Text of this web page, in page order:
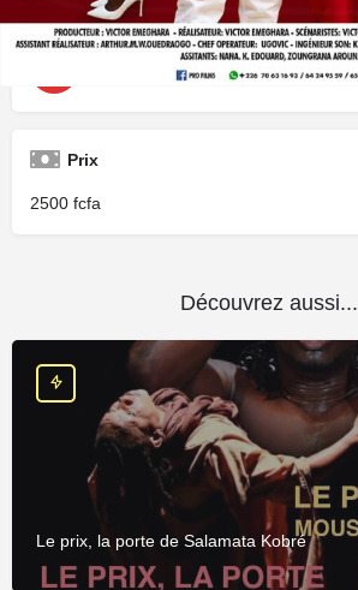
Type d'événement
Séance de cinéma
Prix
2500
Découvrez aussi...
Le prix, la porte de Salamata Kobré